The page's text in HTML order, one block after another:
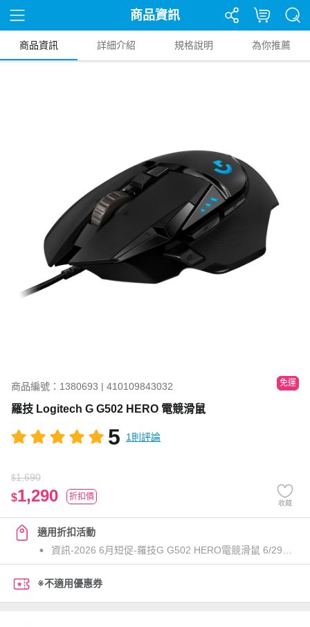
商品資訊
商品資訊 詳細介紹 規格說明 為你推薦
商品編號：1380693 | 410109843032 免運
羅技 Logitech G G502 HERO 電競滑鼠
5 1則評論
$1,690
$1,290 折扣價
收藏
適用折扣活動
資訊-2026 6月短促-羅技G G502 HERO電競滑鼠 6/29-9/27
※不適用優惠券